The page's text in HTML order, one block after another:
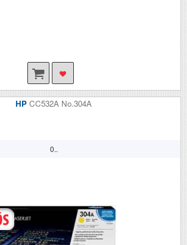
HP CC532A No.304A
0..